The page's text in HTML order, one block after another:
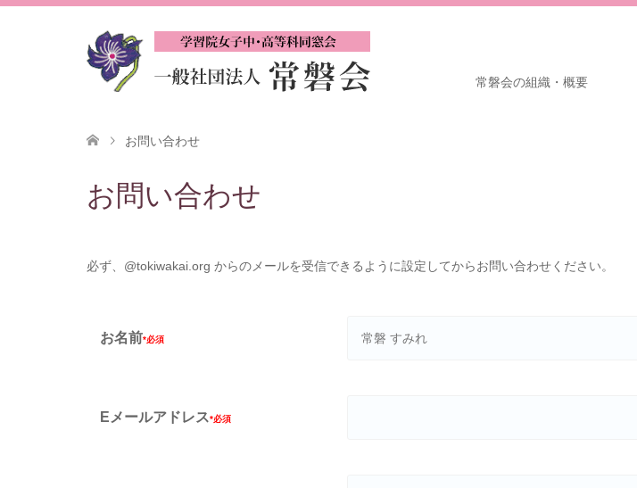
常磐会の組織・概要
お問い合わせ
お問い合わせ
必ず、@tokiwakai.org からのメールを受信できるように設定してからお問い合わせください。
お名前*必須
Eメールアドレス*必須